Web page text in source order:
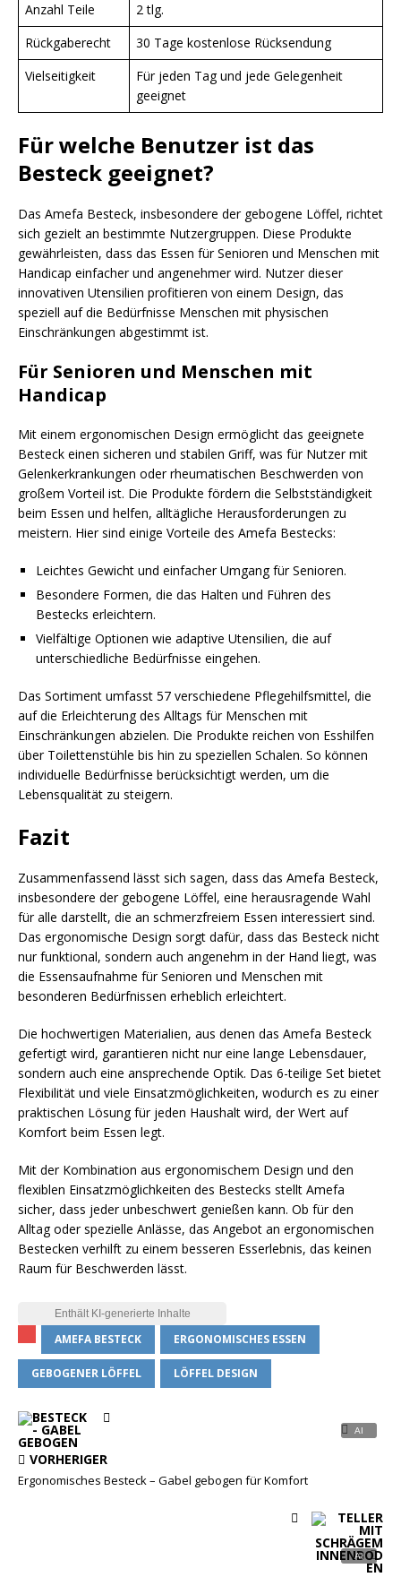
Anzahl Teile
2 tlg.
Rückgaberecht
30 Tage kostenlose Rücksendung
Vielseitigkeit
Für jeden Tag und jede Gelegenheit
geeignet
Für welche Benutzer ist das
Besteck geeignet?
Das Amefa Besteck, insbesondere der gebogene Löffel, richtet
sich gezielt an bestimmte Nutzergruppen. Diese Produkte
gewährleisten, dass das Essen für Senioren und Menschen mit
Handicap einfacher und angenehmer wird. Nutzer dieser
innovativen Utensilien profitieren von einem Design, das
speziell auf die Bedürfnisse Menschen mit physischen
Einschränkungen abgestimmt ist.
Für Senioren und Menschen mit
Handicap
Mit einem ergonomischen Design ermöglicht das geeignete
Besteck einen sicheren und stabilen Griff, was für Nutzer mit
Gelenkerkrankungen oder rheumatischen Beschwerden von
großem Vorteil ist. Die Produkte fördern die Selbstständigkeit
beim Essen und helfen, alltägliche Herausforderungen zu
meistern. Hier sind einige Vorteile des Amefa Bestecks:
Leichtes Gewicht und einfacher Umgang für Senioren.
Besondere Formen, die das Halten und Führen des
Bestecks erleichtern.
Vielfältige Optionen wie adaptive Utensilien, die auf
unterschiedliche Bedürfnisse eingehen.
Das Sortiment umfasst 57 verschiedene Pflegehilfsmittel, die
auf die Erleichterung des Alltags für Menschen mit
Einschränkungen abzielen. Die Produkte reichen von Esshilfen
über Toilettenstühle bis hin zu speziellen Schalen. So können
individuelle Bedürfnisse berücksichtigt werden, um die
Lebensqualität zu steigern.
Fazit
Zusammenfassend lässt sich sagen, dass das Amefa Besteck,
insbesondere der gebogene Löffel, eine herausragende Wahl
für alle darstellt, die an schmerzfreiem Essen interessiert sind.
Das ergonomische Design sorgt dafür, dass das Besteck nicht
nur funktional, sondern auch angenehm in der Hand liegt, was
die Essensaufnahme für Senioren und Menschen mit
besonderen Bedürfnissen erheblich erleichtert.
Die hochwertigen Materialien, aus denen das Amefa Besteck
gefertigt wird, garantieren nicht nur eine lange Lebensdauer,
sondern auch eine ansprechende Optik. Das 6-teilige Set bietet
Flexibilität und viele Einsatzmöglichkeiten, wodurch es zu einer
praktischen Lösung für jeden Haushalt wird, der Wert auf
Komfort beim Essen legt.
Mit der Kombination aus ergonomischem Design und den
flexiblen Einsatzmöglichkeiten des Bestecks stellt Amefa
sicher, dass jeder unbeschwert genießen kann. Ob für den
Alltag oder spezielle Anlässe, das Angebot an ergonomischen
Bestecken verhilft zu einem besseren Esserlebnis, das keinen
Raum für Beschwerden lässt.
AMEFA BESTECK ERGONOMISCHES ESSEN
GEBOGENER LÖFFEL LÖFFEL DESIGN
VORHERIGER
Ergonomisches Besteck – Gabel gebogen für Komfort